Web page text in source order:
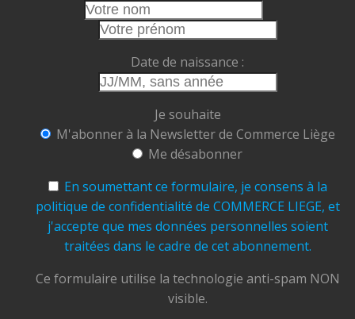
Cet été, faisons le choix de la proximité.
Faisons vivre nos commerces.
Faisons rayonner Liège.
Commerce Liège ASBL
Ensemble, soutenons, valorisons et faisons
grandir notre ville.
#CommerceLiège #AchetezLocal #Liège
#CommerçantsLiégeois#CentreVille
#TramDeLiège #Terrasses#ÉtéÀLiège
#ConsommerLocal #FaitesVivreLiège
Photo
View on Facebook
Date de naissance :
Je souhaite
M'abonner à la Newsletter de Commerce Liège
Me désabonner
En soumettant ce formulaire, je consens à la
politique de confidentialité de COMMERCE LIEGE, et
j'accepte que mes données personnelles soient
traitées dans le cadre de cet abonnement.
Ce formulaire utilise la technologie anti-spam NON
visible.